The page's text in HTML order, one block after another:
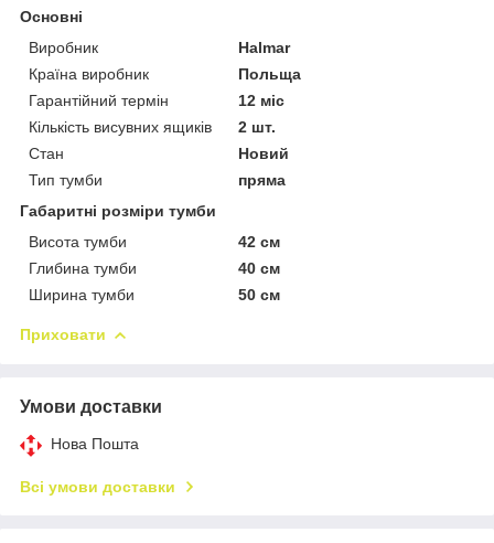
Основні
Виробник
Halmar
Країна виробник
Польща
Гарантійний термін
12 міс
Кількість висувних ящиків
2 шт.
Стан
Новий
Тип тумби
пряма
Габаритні розміри тумби
Висота тумби
42 см
Глибина тумби
40 см
Ширина тумби
50 см
Приховати
Умови доставки
Нова Пошта
Всі умови доставки